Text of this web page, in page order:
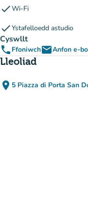
checkWi-Fi
checkYstafelloedd astudio
Cyswllt
phone FfoniwchemailAnfon e-
Lleoliad
place 5 Piazza di Porta San